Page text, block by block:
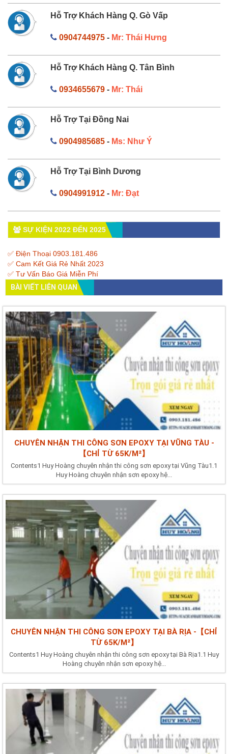
Hỗ Trợ Khách Hàng Q. Gò Vấp
0904744975- Mr: Thái Hưng
Hỗ Trợ Khách Hàng Q. Tân Bình
0934655679- Mr: Thái
Hỗ Trợ Tại Đồng Nai
0904985685- Ms: Như Ý
Hỗ Trợ Tại Bình Dương
0904991912- Mr: Đạt
SỰ KIỆN 2022 ĐẾN 2025
✅ Điện Thoại 0903.181.486
✅ Cam Kết Giá Rẻ Nhất 2023
✅ Tư Vấn Báo Giá Miễn Phí
BÀI VIẾT LIÊN QUAN
CHUYÊN NHẬN THI CÔNG SƠN EPOXY TẠI VŨNG TÀU -
【CHỈ TỪ 65K/M²】
Contents1 Huy Hoàng chuyên nhận thi công sơn epoxy tại Vũng Tàu1.1
Huy Hoàng chuyên nhận sơn epoxy hệ...
CHUYÊN NHẬN THI CÔNG SƠN EPOXY TẠI BÀ RỊA -【CHỈ
TỪ 65K/M²】
Contents1 Huy Hoàng chuyên nhận thi công sơn epoxy tại Bà Rịa1.1 Huy
Hoàng chuyên nhận sơn epoxy hệ...